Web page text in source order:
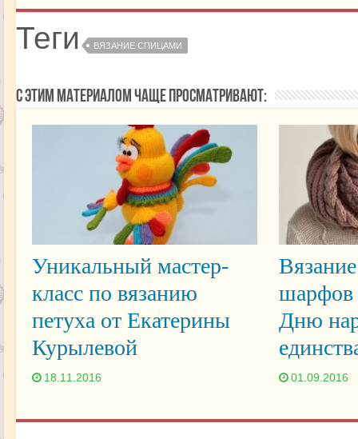
Теги ВЯЗАНИЕ СПИЦАМИ
С этим материалом чаще просматривают:
Уникальный мастер-
класс по вязанию
петуха от Екатерины
Курылевой
18.11.2016
шарфов
Дню
01.09.2016